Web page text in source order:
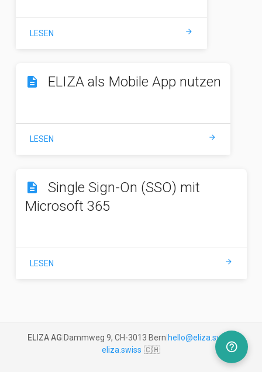
LESEN arrow_forward
description ELIZA als Mobile App nutzen
LESEN arrow_forward
description
Single Sign-On (SSO) mit
Microsoft 365
LESEN arrow_forward
ELIZA AG Dammweg 9, CH-3013 Bern hello@eliza.swiss
eliza.swiss 🇨🇭 help_outline